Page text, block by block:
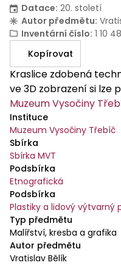
Datace: 20. století
Autor předmětu:
Inventární číslo: 1 10
Kopírovat
Kraslice zdobená
ve 3D zobrazení si lze
Muzeum Vysočiny
Instituce
Muzeum Vysočiny Třebíč
Sbírka
Sbírka MVT
Podsbírka
Etnografická
Podsbírka
Plastiky a lidový výtvarný
Typ předmětu
Malířství, kresba a grafika
Autor předmětu
Vratislav Bělík